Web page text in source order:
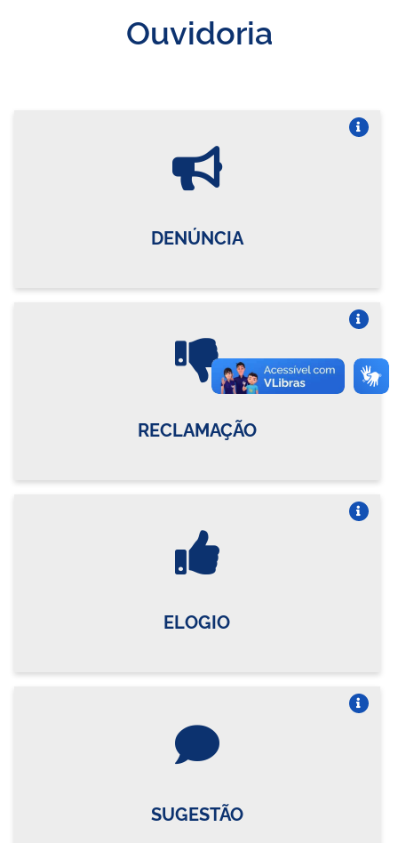
Ouvidoria
DENÚNCIA
RECLAMAÇÃO
ELOGIO
SUGESTÃO